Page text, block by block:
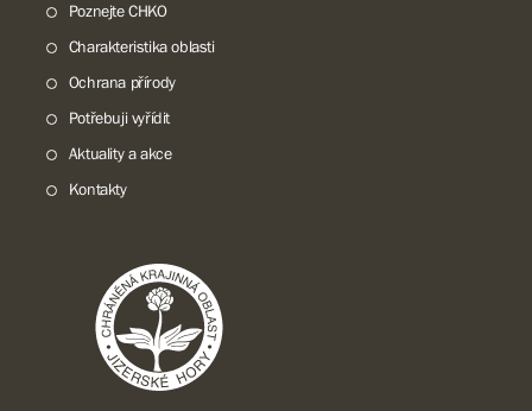
Poznejte CHKO
Charakteristika oblasti
Ochrana přírody
Potřebuji vyřídit
Aktuality a akce
Kontakty